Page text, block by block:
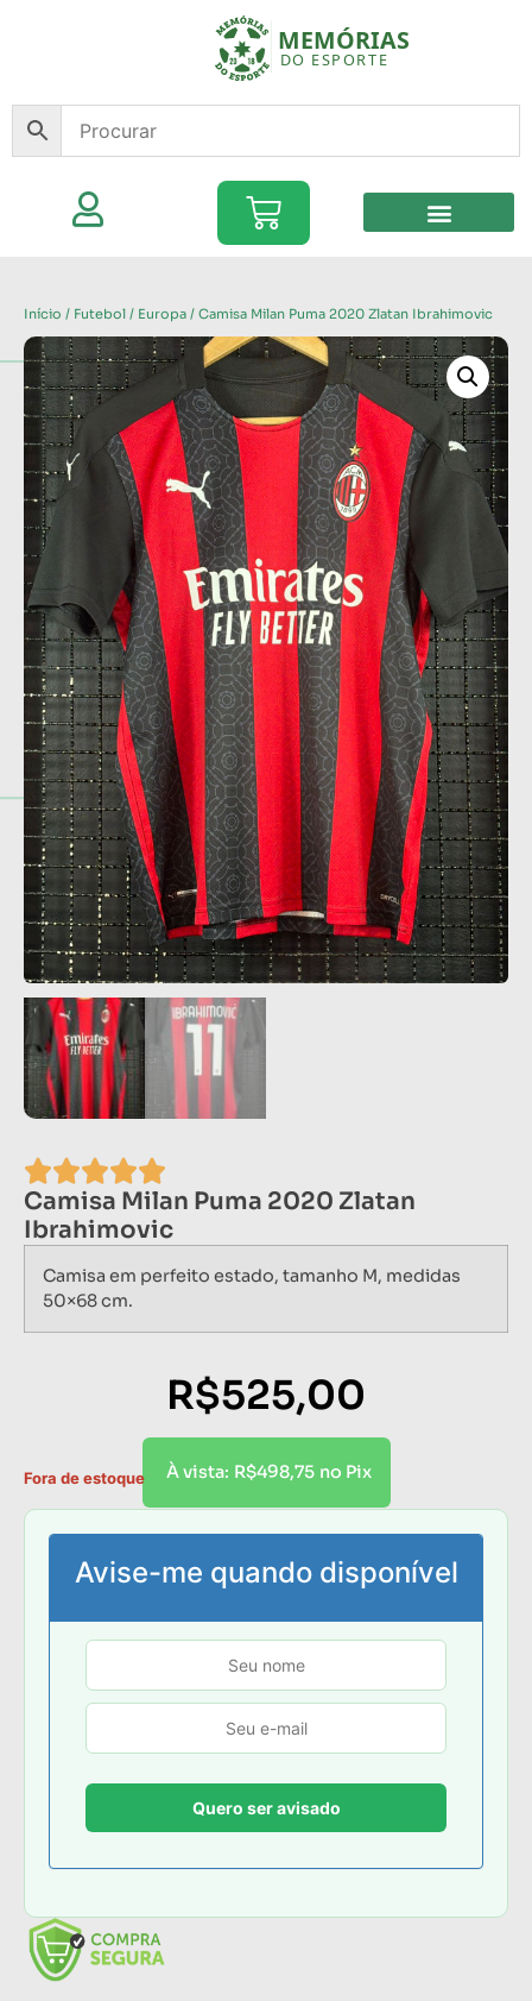
Início / Futebol / Europa / Camisa Milan Puma 2020 Zlatan Ibrahimovic
Camisa Milan Puma 2020 Zlatan
Ibrahimovic
Camisa em perfeito estado, tamanho M, medidas
50×68 cm.
R$525,00
À vista: R$498,75 no Pix
Fora de estoque
Avise-me quando disponível